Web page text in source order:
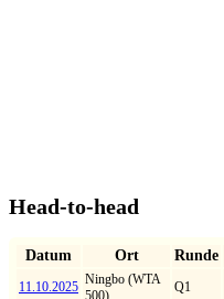
Head-to-head
Datum Ort Runde
11.10.2025 Ningbo (WTA
Q1